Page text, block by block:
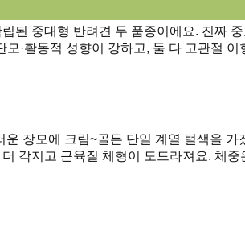
된 중대형 반려견 두 품종이에요. 진짜
·활동적 성향이 강하고, 둘 다 고관절
장모에 크림~골든 단일 계열 털색을
각지고 근육질 체형이 도드라져요. 체중